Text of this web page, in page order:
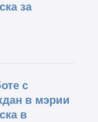
за
с
в мэрии
в